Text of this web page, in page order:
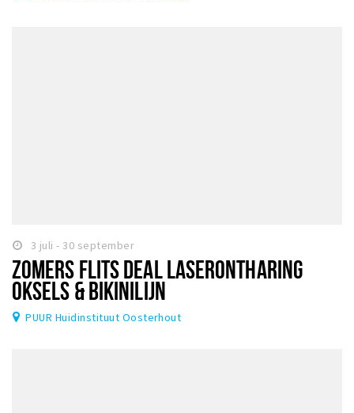
3 juli - 30 september
ZOMERS FLITS DEAL LASERONTHARING
OKSELS & BIKINILIJN
PUUR Huidinstituut Oosterhout